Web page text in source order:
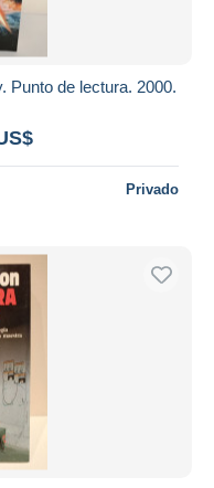
Punto de lectura. 2000.
Privado